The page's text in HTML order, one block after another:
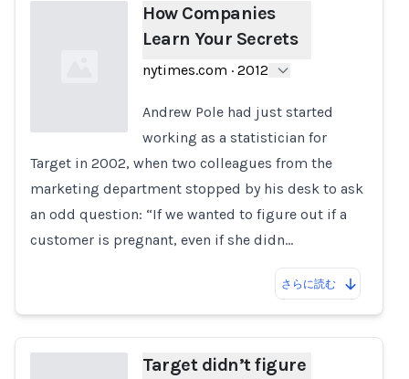
Loading...
How Companies
Learn Your Secrets
nytimes.com · 2012
Andrew Pole had just started
working as a statistician for
Target in 2002, when two colleagues from the
marketing department stopped by his desk to ask
an odd question: “If we wanted to figure out if a
customer is pregnant, even if she didn…
さらに読む
Target didn’t figure